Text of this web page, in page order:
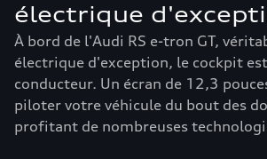
électrique
À bord de l'Audi RS e-tron GT,
électrique d'exception, le cockpit
conducteur. Un écran de 12,3
piloter votre véhicule du bout des
profitant de nombreuses